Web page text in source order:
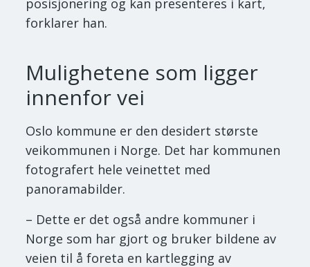
posisjonering og kan presenteres i kart,
forklarer han.
Mulighetene som ligger
innenfor vei
Oslo kommune er den desidert største
veikommunen i Norge. Det har kommunen
fotografert hele veinettet med
panoramabilder.
– Dette er det også andre kommuner i
Norge som har gjort og bruker bildene av
veien til å foreta en kartlegging av